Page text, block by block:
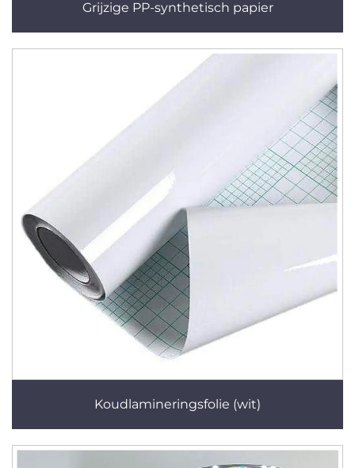
Grijzige PP-synthetisch papier
Koudlamineringsfolie (wit)